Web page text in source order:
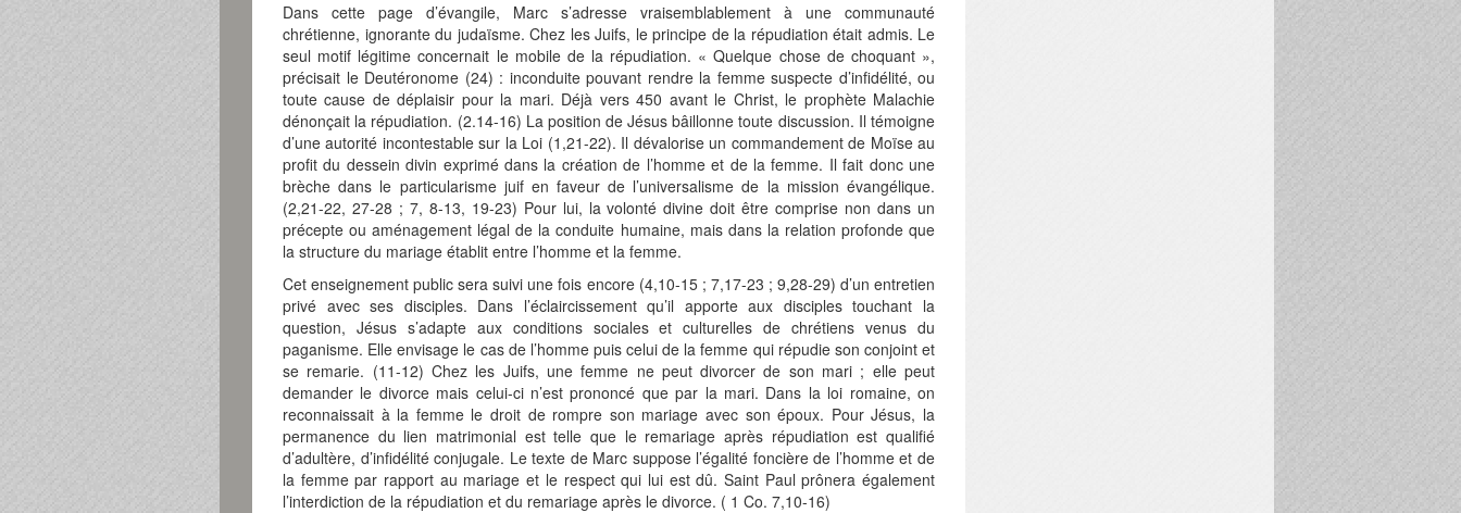
Dans cette page d’évangile, Marc s’adresse vraisemblablement à une communauté
chrétienne, ignorante du judaïsme. Chez les Juifs, le principe de la répudiation était admis. Le
seul motif légitime concernait le mobile de la répudiation. « Quelque chose de choquant »,
précisait le Deutéronome (24) : inconduite pouvant rendre la femme suspecte d’infidélité, ou
toute cause de déplaisir pour la mari. Déjà vers 450 avant le Christ, le prophète Malachie
dénonçait la répudiation. (2.14-16) La position de Jésus bâillonne toute discussion. Il témoigne
d’une autorité incontestable sur la Loi (1,21-22). Il dévalorise un commandement de Moïse au
profit du dessein divin exprimé dans la création de l’homme et de la femme. Il fait donc une
brèche dans le particularisme juif en faveur de l’universalisme de la mission évangélique.
(2,21-22, 27-28 ; 7, 8-13, 19-23) Pour lui, la volonté divine doit être comprise non dans un
précepte ou aménagement légal de la conduite humaine, mais dans la relation profonde que
la structure du mariage établit entre l’homme et la femme.
Cet enseignement public sera suivi une fois encore (4,10-15 ; 7,17-23 ; 9,28-29) d’un entretien
privé avec ses disciples. Dans l’éclaircissement qu’il apporte aux disciples touchant la
question, Jésus s’adapte aux conditions sociales et culturelles de chrétiens venus du
paganisme. Elle envisage le cas de l’homme puis celui de la femme qui répudie son conjoint et
se remarie. (11-12) Chez les Juifs, une femme ne peut divorcer de son mari ; elle peut
demander le divorce mais celui-ci n’est prononcé que par la mari. Dans la loi romaine, on
reconnaissait à la femme le droit de rompre son mariage avec son époux. Pour Jésus, la
permanence du lien matrimonial est telle que le remariage après répudiation est qualifié
d’adultère, d’infidélité conjugale. Le texte de Marc suppose l’égalité foncière de l’homme et de
la femme par rapport au mariage et le respect qui lui est dû. Saint Paul prônera également
l’interdiction de la répudiation et du remariage après le divorce. ( 1 Co. 7,10-16)